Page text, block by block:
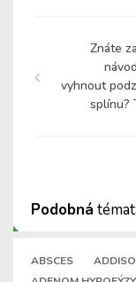
Znáte
vyhnout
splínu?
Podobná
ABSCES